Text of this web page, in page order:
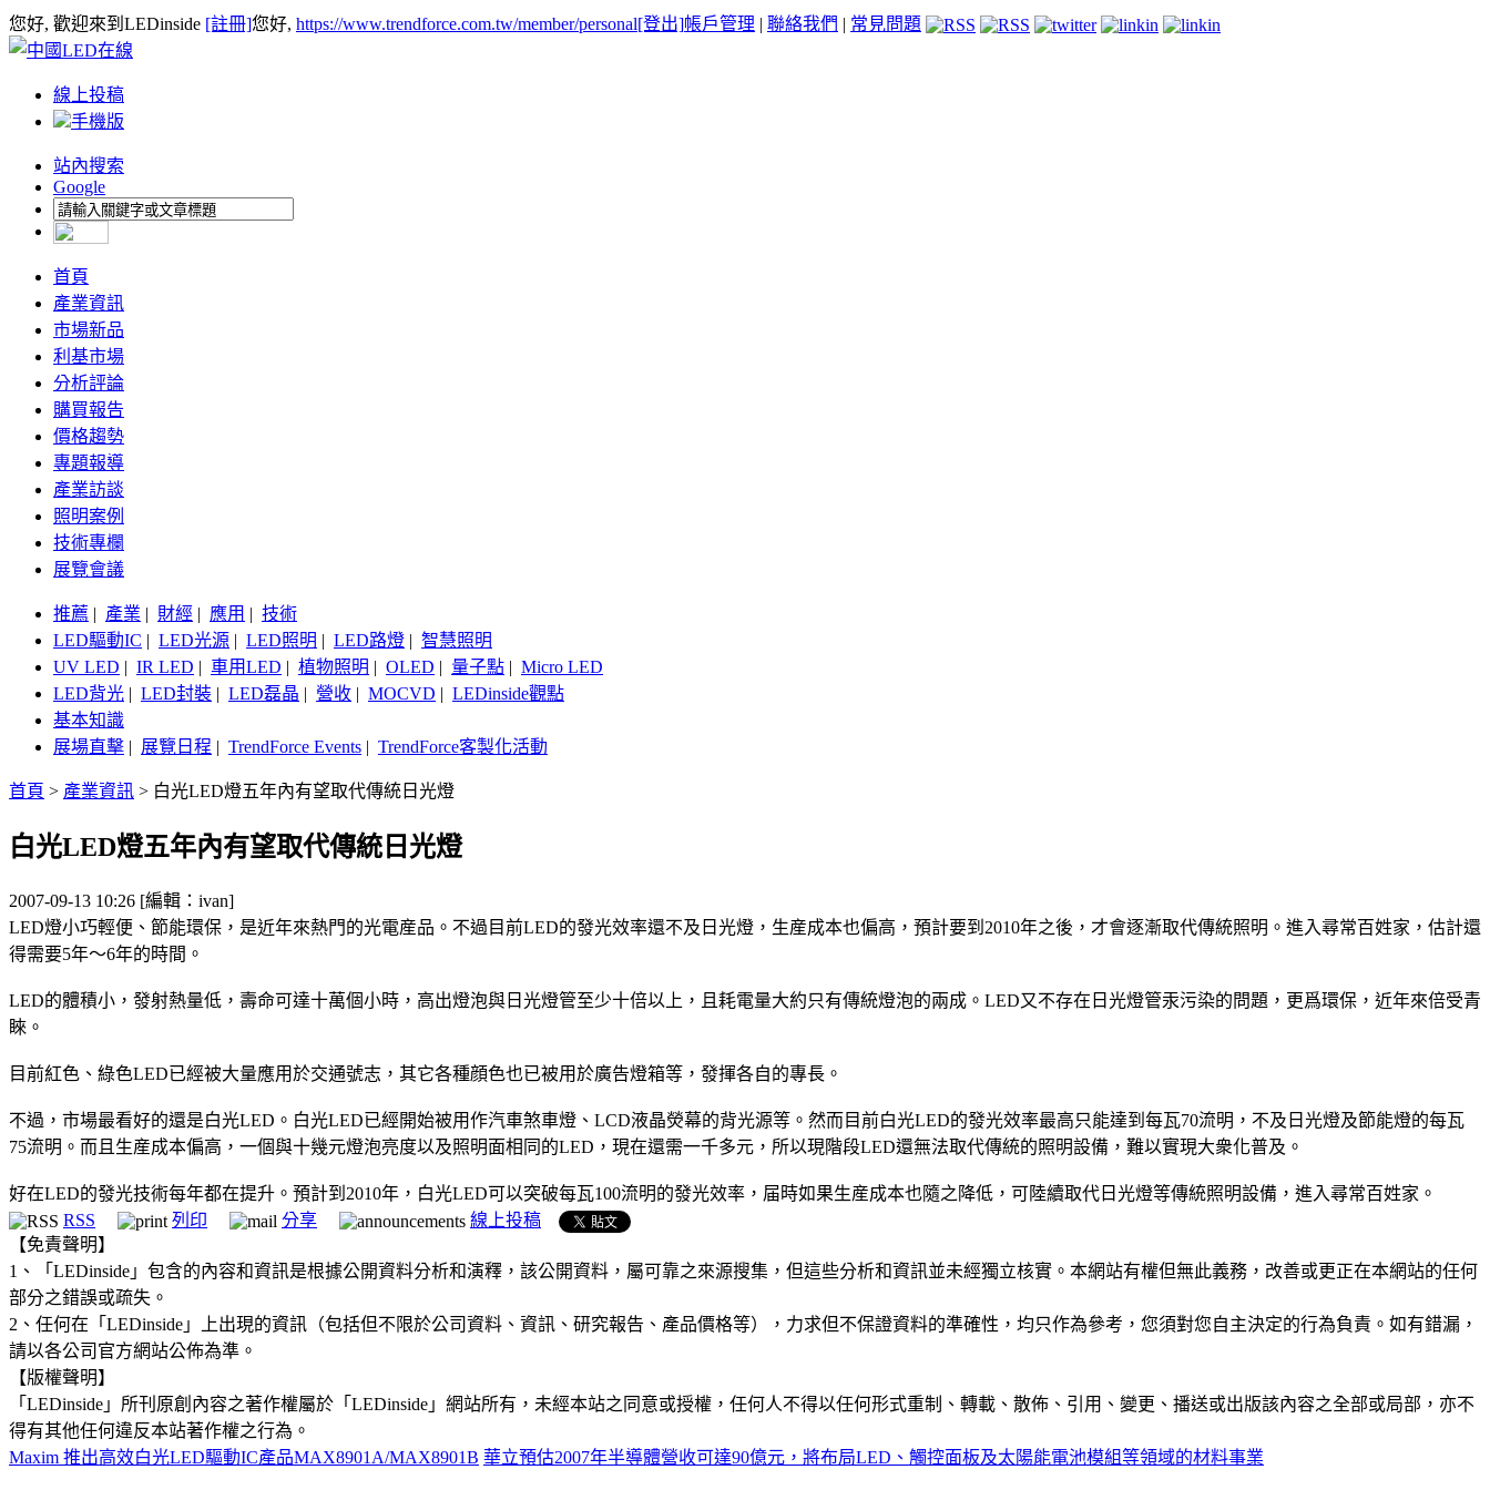
您好, 歡迎來到LEDinside [註冊]您好, https://www.trendforce.com.tw/member/personal[登出]帳戶管理 | 聯絡我們 | 常見問題
線上投稿
手機版
站內搜索
Google
首頁
產業資訊
市場新品
利基市場
分析評論
購買報告
價格趨勢
專題報導
產業訪談
照明案例
技術專欄
展覽會議
推薦 | 產業 | 財經 | 應用 | 技術
LED驅動IC | LED光源 | LED照明 | LED路燈 | 智慧照明
UV LED | IR LED | 車用LED | 植物照明 | OLED | 量子點 | Micro LED
LED背光 | LED封裝 | LED磊晶 | 營收 | MOCVD | LEDinside觀點
基本知識
展場直擊 | 展覽日程 | TrendForce Events | TrendForce客製化活動
首頁 > 產業資訊 > 白光LED燈五年內有望取代傳統日光燈
白光LED燈五年內有望取代傳統日光燈
2007-09-13 10:26 [編輯：ivan]
LED燈小巧輕便、節能環保，是近年來熱門的光電産品。不過目前LED的發光效率還不及日光燈，生産成本也偏高，預計要到2010年之後，才會逐漸取代傳統照明。進入尋常百姓家，估計還
得需要5年～6年的時間。
LED的體積小，發射熱量低，壽命可達十萬個小時，高出燈泡與日光燈管至少十倍以上，且耗電量大約只有傳統燈泡的兩成。LED又不存在日光燈管汞污染的問題，更爲環保，近年來倍受青
睞。
目前紅色、綠色LED已經被大量應用於交通號志，其它各種顔色也已被用於廣告燈箱等，發揮各自的專長。
不過，市場最看好的還是白光LED。白光LED已經開始被用作汽車煞車燈、LCD液晶熒幕的背光源等。然而目前白光LED的發光效率最高只能達到每瓦70流明，不及日光燈及節能燈的每瓦
75流明。而且生産成本偏高，一個與十幾元燈泡亮度以及照明面相同的LED，現在還需一千多元，所以現階段LED還無法取代傳統的照明設備，難以實現大衆化普及。
好在LED的發光技術每年都在提升。預計到2010年，白光LED可以突破每瓦100流明的發光效率，届時如果生産成本也隨之降低，可陸續取代日光燈等傳統照明設備，進入尋常百姓家。
RSS
列印 分享
線上投稿
【免責聲明】
1、「LEDinside」包含的內容和資訊是根據公開資料分析和演釋，該公開資料，屬可靠之來源搜集，但這些分析和資訊並未經獨立核實。本網站有權但無此義務，改善或更正在本網站的任何
部分之錯誤或疏失。
2、任何在「LEDinside」上出現的資訊（包括但不限於公司資料、資訊、研究報告、產品價格等），力求但不保證資料的準確性，均只作為參考，您須對您自主決定的行為負責。如有錯漏，
請以各公司官方網站公佈為準。
【版權聲明】
「LEDinside」所刊原創內容之著作權屬於「LEDinside」網站所有，未經本站之同意或授權，任何人不得以任何形式重制、轉載、散佈、引用、變更、播送或出版該內容之全部或局部，亦不
得有其他任何違反本站著作權之行為。
Maxim 推出高效白光LED驅動IC產品MAX8901A/MAX8901B 華立預估2007年半導體營收可達90億元，將布局LED、觸控面板及太陽能電池模組等領域的材料事業